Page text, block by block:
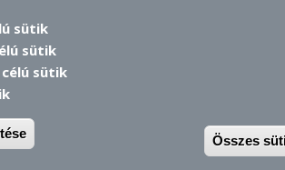
sütik
sütik
célú sütik
Összes